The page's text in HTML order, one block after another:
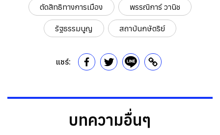
ตัดสิทธิทางการเมือง พรรณิการ์ วานิช
รัฐธรรมนูญ สถาบันกษัตริย์
แชร์:
บทความอื่นๆ